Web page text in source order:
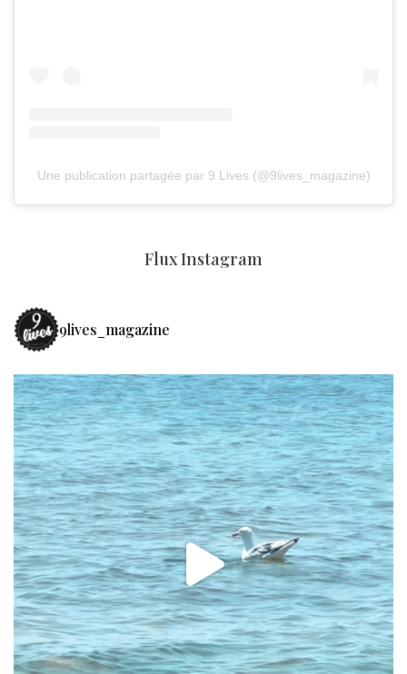
Une publication partagée par 9 Lives (@9lives_magazine)
Flux Instagram
9lives_magazine